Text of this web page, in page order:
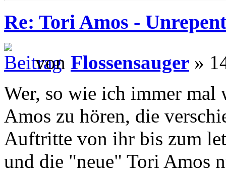
Re: Tori Amos -
von Flossensauger »
Wer, so wie ich immer
Amos zu hören, die
Auftritte von ihr bis zum
und die "neue" Tori Amos